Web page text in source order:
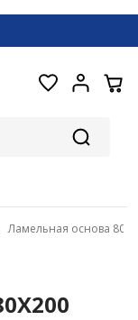
Ламельная основа